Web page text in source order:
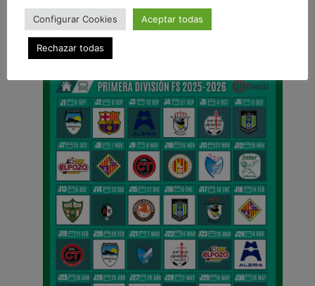
CALENDARIO DE LIGA
Configurar Cookies Aceptar todas
Rechazar todas